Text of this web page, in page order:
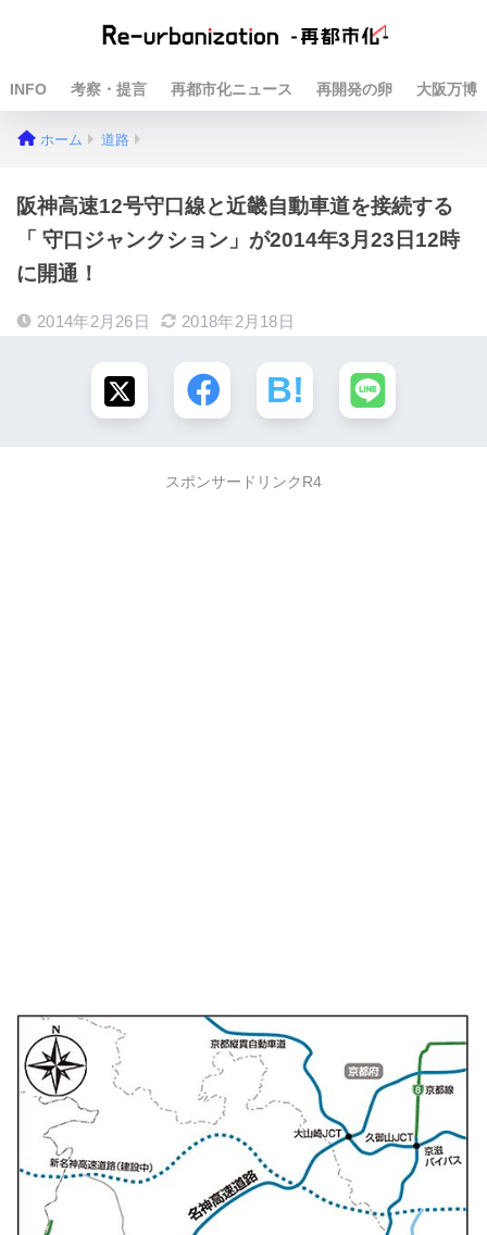
INFO 考察・提言 再都市化ニュース 再開発の卵 大阪万博
ホーム 道路
阪神高速12号守口線と近畿自動車道を接続する
「 守口ジャンクション」が2014年3月23日12時
に開通！
2014年2月26日 2018年2月18日
スポンサードリンクR4